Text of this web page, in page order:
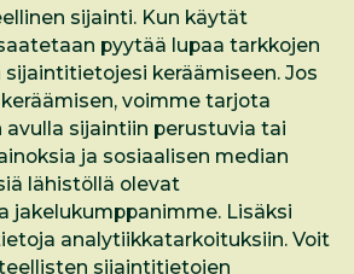
sijainti. Kun käytät
pyytää lupaa tarkkojen
keräämiseen. Jos
voimme tarjota
sijaintiin perustuvia tai
ja sosiaalisen median
lähistöllä olevat
jakelukumppanimme. Lisäksi
analytiikkatarkoituksiin. Voit
sijaintitietojen